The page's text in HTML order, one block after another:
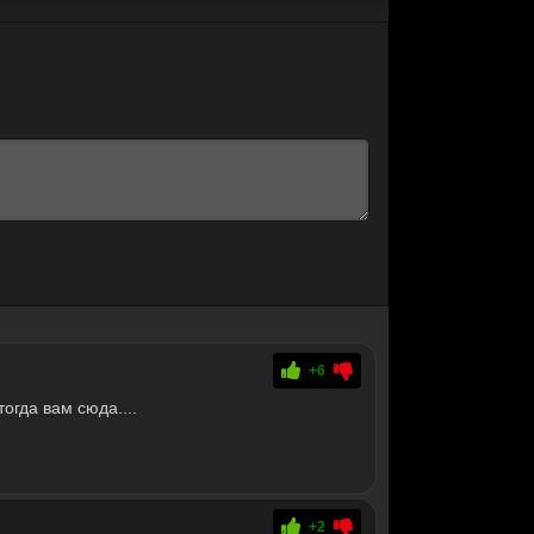
+6
вам сюда....
+2